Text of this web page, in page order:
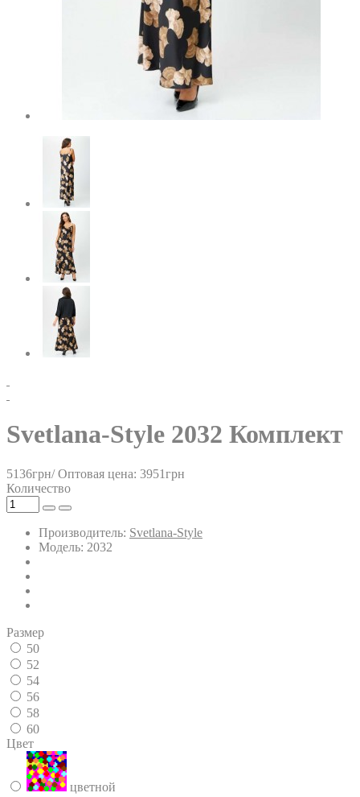
Svetlana-Style 2032 Комплект
5136грн/ Оптовая цена: 3951грн
Количество
Производитель: Svetlana-Style
Модель: 2032
Размер
50
52
54
56
58
60
Цвет
цветной